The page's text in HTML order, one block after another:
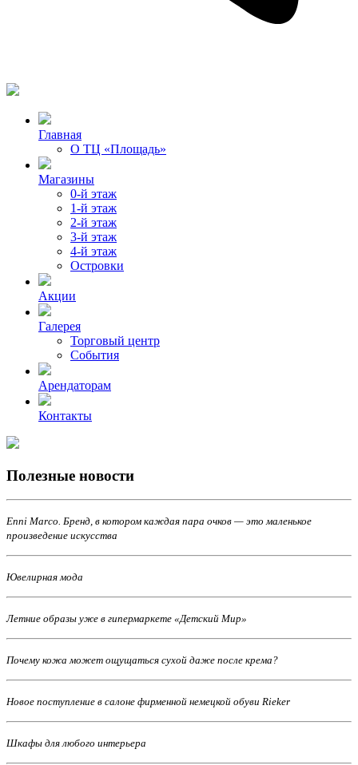
Главная
О ТЦ «Площадь»
Магазины
0-й этаж
1-й этаж
2-й этаж
3-й этаж
4-й этаж
Островки
Акции
Галерея
Торговый центр
События
Арендаторам
Контакты
Полезные новости
Enni Marco. Бренд, в котором каждая пара очков — это маленькое
произведение искусства
Ювелирная мода
Летние образы уже в гипермаркете «Детский Мир»
Почему кожа может ощущаться сухой даже после крема?
Новое поступление в салоне фирменной немецкой обуви Riеker
Шкафы для любого интерьера